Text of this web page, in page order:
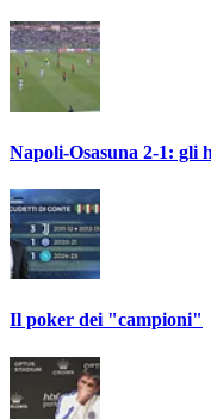
Napoli-Osasuna 2-1: gli
Il poker dei "campioni"